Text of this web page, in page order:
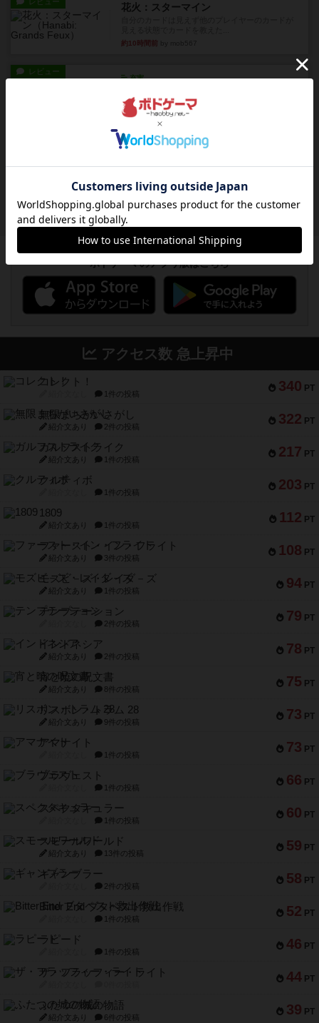
花火：スターマイン
約10時間前
レビュー
充実
笑えるバカゲームを集めているライトゲーマーと
してのレビューです。正体隠...
約12時間前 by toyota
とにかくお手軽にすき間時間をうめるゲームとし
て重宝するゲームです。いわ...
ボドゲーマのアプリ版はこちら
アクセス数 急上昇中
340 PT
コレクト！
1件の投稿
322 PT
無限まちがいさがし
紹介文あり 2件の投稿
217 PT
ガルフストライク
紹介文あり 1件の投稿
203 PT
クルティボ
1件の投稿
112 PT
1809
紹介文あり 1件の投稿
108 PT
ファースト・イン・フライト
紹介文あり 3件の投稿
94 PT
モズビ－ズ・レイダ－ズ
紹介文あり 1件の投稿
79 PT
テンプテーション
2件の投稿
78 PT
インドネシア
紹介文あり 2件の投稿
75 PT
宵と暁の呪文書
紹介文あり 8件の投稿
73 PT
リスボン・トラム 28
紹介文あり 9件の投稿
73 PT
アマナイト
1件の投稿
66 PT
ブラヴェスト
1件の投稿
60 PT
スペクタキュラー
1件の投稿
59 PT
スモールワールド
紹介文あり 13件の投稿
58 PT
ギャンブラー
2件の投稿
52 PT
Bitter End ブタペスト救出作戦
1件の投稿
46 PT
ラピード
1件の投稿
44 PT
ザ・フラッフィー・ライト
39 PT
ふたつの城の物語
紹介文あり 6件の投稿